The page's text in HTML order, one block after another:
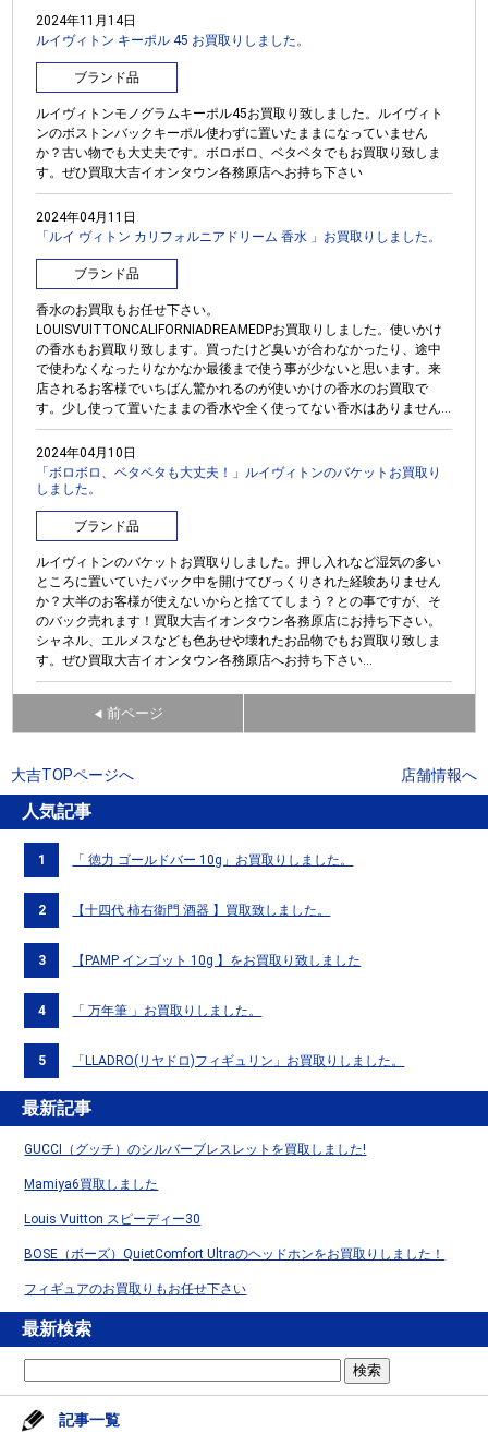
2024年11月14日
ルイヴィトン キーポル 45 お買取りしました。
ブランド品
ルイヴィトンモノグラムキーポル45お買取り致しました。ルイヴィト
ンのボストンバックキーポル使わずに置いたままになっていません
か？古い物でも大丈夫です。ボロボロ、ベタベタでもお買取り致しま
す。ぜひ買取大吉イオンタウン各務原店へお持ち下さい
2024年04月11日
「ルイ ヴィトン カリフォルニアドリーム 香水 」お買取りしました。
ブランド品
香水のお買取もお任せ下さい。
LOUISVUITTONCALIFORNIADREAMEDPお買取りしました。使いかけ
の香水もお買取り致します。買ったけど臭いが合わなかったり、途中
で使わなくなったりなかなか最後まで使う事が少ないと思います。来
店されるお客様でいちばん驚かれるのが使いかけの香水のお買取で
す。少し使って置いたままの香水や全く使ってない香水はありません...
2024年04月10日
「ボロボロ、ベタベタも大丈夫！」ルイヴィトンのバケットお買取り
しました。
ブランド品
ルイヴィトンのバケットお買取りしました。押し入れなど湿気の多い
ところに置いていたバック中を開けてびっくりされた経験ありません
か？大半のお客様が使えないからと捨ててしまう？との事ですが、そ
のバック売れます！買取大吉イオンタウン各務原店にお持ち下さい。
シャネル、エルメスなども色あせや壊れたお品物でもお買取り致しま
す。ぜひ買取大吉イオンタウン各務原店へお持ち下さい...
◀ 前ページ
大吉TOPページへ 店舗情報へ
人気記事
1 「 徳力 ゴールドバー 10g」お買取りしました。
2 【十四代 柿右衛門 酒器 】買取致しました。
3 【PAMP インゴット 10g 】をお買取り致しました
4 「 万年筆 」お買取りしました。
5 「LLADRO(リヤドロ)フィギュリン」お買取りしました。
最新記事
GUCCI（グッチ）のシルバーブレスレットを買取しました!
Mamiya6買取しました
Louis Vuitton スピーディー30
BOSE（ボーズ）QuietComfort Ultraのヘッドホンをお買取りしました！
フィギュアのお買取りもお任せ下さい
最新検索
記事一覧